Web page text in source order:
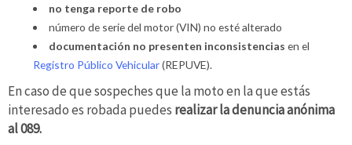
no tenga reporte de robo
número de serie del motor (VIN) no esté alterado
documentación no presenten inconsistencias en el
Registro Público Vehicular(REPUVE).
En caso de que sospeches que la moto en la que estás
interesado es robada puedes realizar la denuncia anónima
al 089.